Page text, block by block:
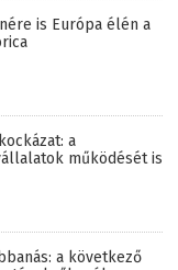
is Európa élén a
a
működését is
a következő